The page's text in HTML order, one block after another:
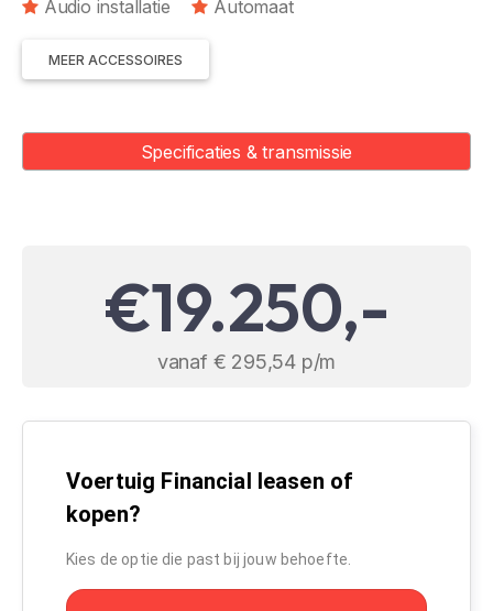
Audio installatie
Automaat
MEER ACCESSOIRES
Specificaties & transmissie
€19.250,-
vanaf € 295,54 p/m